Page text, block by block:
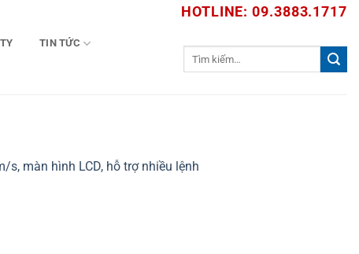
HOTLINE: 09.3883.1717
TIN TỨC
s, màn hình LCD, hỗ trợ nhiều lệnh